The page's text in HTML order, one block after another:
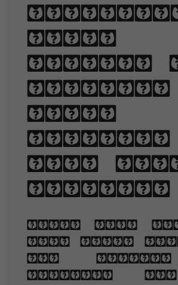
point
sizes,
lengths,
line-
spacing,
and
spacing.
When you
and grey
of sleep,
nodding